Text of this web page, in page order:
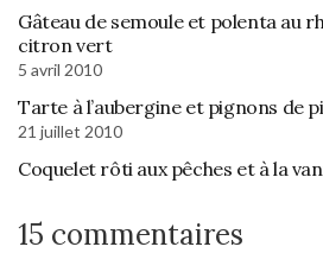
Gâteau de semoule et polenta au
citron vert
5 avril 2010
Tarte à l’aubergine et pignons de
21 juillet 2010
Coquelet rôti aux pêches et à la
15 commentaires